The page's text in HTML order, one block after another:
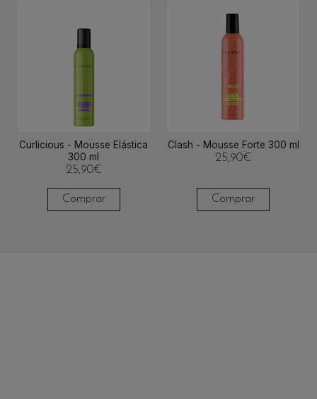
Curlicious - Mousse Elástica
300 ml
25,90€
Comprar
Clash - Mousse Forte 300 ml
25,90€
Comprar